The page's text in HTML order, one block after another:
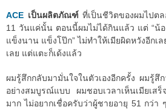
ACE เป็นผลิตภัณฑ์ที่เป็นชีวิตของผมไปต
11 วันแค่นั้น ตอนนี้ผมไม่ได้กินแล้ว แต่ “น้อ
แข็งนาน แข็งโป๊ก” ไม่ทำให้เมียผิดหวังอีกเล
เลย แต่แตะก็เด้งแล้ว
ผมรู้สึกกลับมามั่นใจในตัวเองอีกครั้ง ผมรู้สึ
อย่างสมบูรณ์แบบ ผมชอบเวลาเห็นเมียเส
มาก ไม่อยากเชื่อครับว่าผู้ชายอายุ 51 กว่า